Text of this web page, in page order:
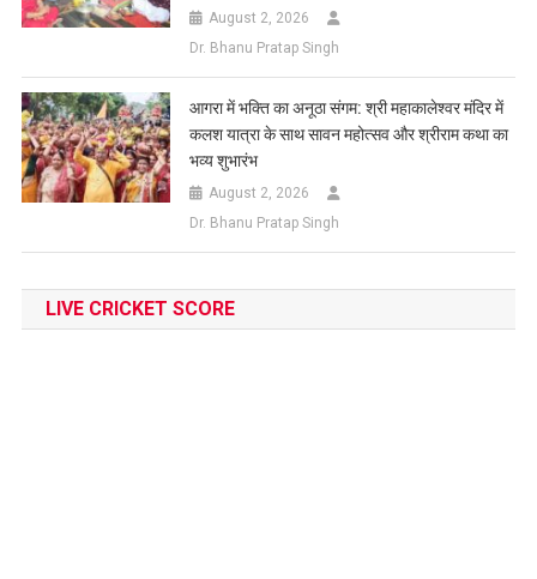
August 2, 2026
Dr. Bhanu Pratap Singh
आगरा में भक्ति का अनूठा संगम: श्री महाकालेश्वर मंदिर में
कलश यात्रा के साथ सावन महोत्सव और श्रीराम कथा का
भव्य शुभारंभ
August 2, 2026
Dr. Bhanu Pratap Singh
LIVE CRICKET SCORE